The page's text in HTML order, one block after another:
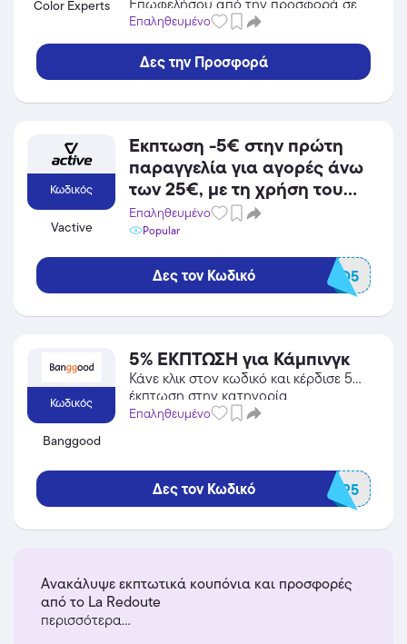
Ανακάλυψε εκπτωτικά κουπόνια και προσφορές
από το La Redoute
περισσότερα...
Color Experts
Προσωπική Φροντίδα / Καλλυντικά
εκπτώσεις!
Επαληθευμένο
Δες την Προσφορά
Κωδικός
Vactive
Έκπτωση -5€ στην πρώτη
παραγγελία για αγορές άνω
των 25€, με τη χρήση του
κωδικού
Επαληθευμένο
Popular
Δες τον Κωδικό EURO5
Κωδικός
Banggood
5% ΕΚΠΤΩΣΗ για Κάμπινγκ
Κάνε κλικ στον κωδικό και κέρδισε 5%
έκπτωση στην κατηγορία
Πολυκαταστήματα από το Banggood!
Επαληθευμένο
Δες τον Κωδικό BGCAMP5